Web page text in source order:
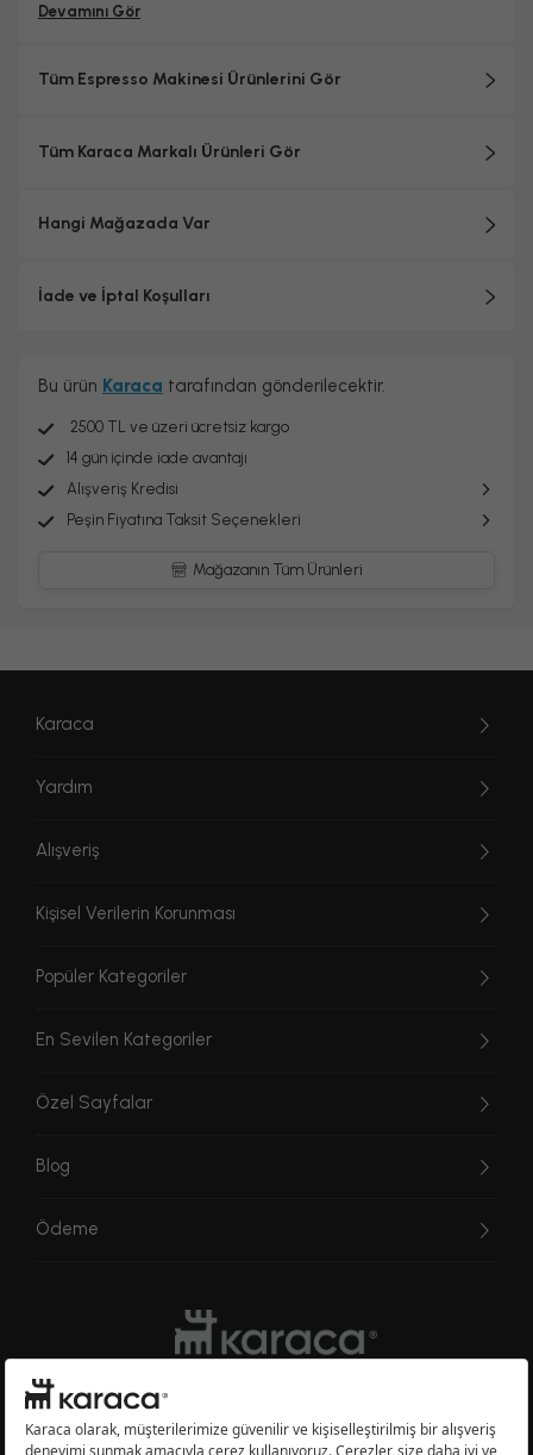
Devamını Gör
Tüm Espresso Makinesi Ürünlerini Gör
Tüm Karaca Markalı Ürünleri Gör
Hangi Mağazada Var
İade ve İptal Koşulları
Bu ürün Karaca tarafından gönderilecektir.
2500 TL ve üzeri ücretsiz kargo
14 gün içinde iade avantajı
Alışveriş Kredisi
Peşin Fiyatına Taksit Seçenekleri
Mağazanın Tüm Ürünleri
Karaca
Yardım
Alışveriş
Kişisel Verilerin Korunması
Popüler Kategoriler
En Sevilen Kategoriler
Özel Sayfalar
Blog
Ödeme